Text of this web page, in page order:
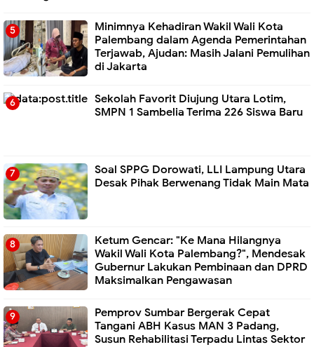
Minimnya Kehadiran Wakil Wali Kota
Palembang dalam Agenda Pemerintahan
Terjawab, Ajudan: Masih Jalani Pemulihan
di Jakarta
Sekolah Favorit Diujung Utara Lotim,
SMPN 1 Sambelia Terima 226 Siswa Baru ‎
Soal SPPG Dorowati, LLI Lampung Utara
Desak Pihak Berwenang Tidak Main Mata
Ketum Gencar: "Ke Mana Hilangnya
Wakil Wali Kota Palembang?", Mendesak
Gubernur Lakukan Pembinaan dan DPRD
Maksimalkan Pengawasan
Pemprov Sumbar Bergerak Cepat
Tangani ABH Kasus MAN 3 Padang,
Susun Rehabilitasi Terpadu Lintas Sektor